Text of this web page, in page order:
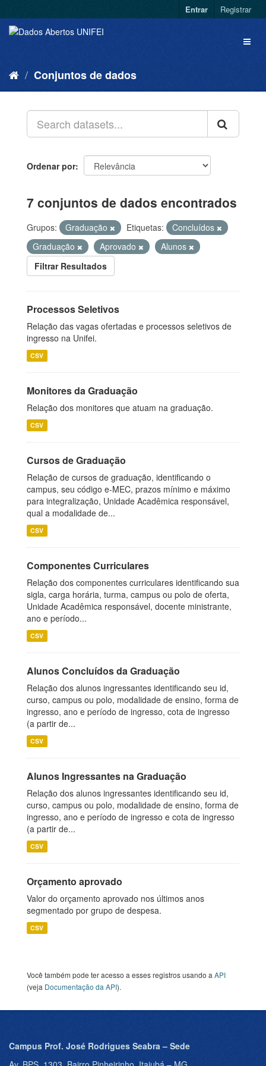
Entrar Registrar
Conjuntos de dados
Ordenar por
7 conjuntos de dados encontrados
Grupos: Graduação Etiquetas:
Concluídos
Graduação
Aprovado
Alunos
Filtrar Resultados
Processos Seletivos
Relação das vagas ofertadas e processos seletivos de
ingresso na Unifei.
CSV
Monitores da Graduação
Relação dos monitores que atuam na graduação.
CSV
Cursos de Graduação
Relação de cursos de graduação, identificando o
campus, seu código e-MEC, prazos mínimo e máximo
para integralização, Unidade Acadêmica responsável,
qual a modalidade de...
CSV
Componentes Curriculares
Relação dos componentes curriculares identificando sua
sigla, carga horária, turma, campus ou polo de oferta,
Unidade Acadêmica responsável, docente ministrante,
ano e período...
CSV
Alunos Concluídos da Graduação
Relação dos alunos ingressantes identificando seu id,
curso, campus ou polo, modalidade de ensino, forma de
ingresso, ano e período de ingresso, cota de ingresso
(a partir de...
CSV
Alunos Ingressantes na Graduação
Relação dos alunos ingressantes identificando seu id,
curso, campus ou polo, modalidade de ensino, forma de
ingresso, ano e período de ingresso e cota de ingresso
(a partir de...
CSV
Orçamento aprovado
Valor do orçamento aprovado nos últimos anos
segmentado por grupo de despesa.
CSV
Você também pode ter acesso a esses registros usando a API
(veja Documentação da API).
Campus Prof. José Rodrigues Seabra – Sede